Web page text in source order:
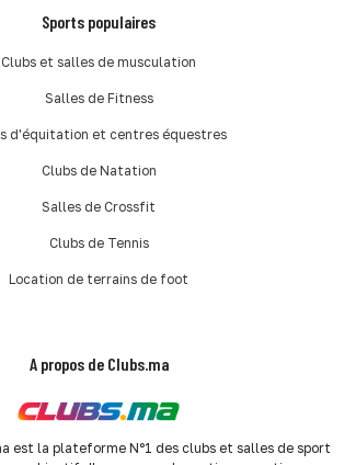
Sports populaires
Clubs et salles de musculation
Salles de Fitness
d'équitation et centres équestres
Clubs de Natation
Salles de Crossfit
Clubs de Tennis
Location de terrains de foot
A propos de Clubs.ma
est la plateforme N°1 des clubs et salles de sport